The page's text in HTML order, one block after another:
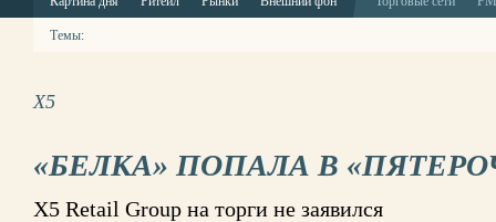
Темы:
X5
«БЕЛКА» ПОПАЛА В
Х5 Retail Group на торги не заявился